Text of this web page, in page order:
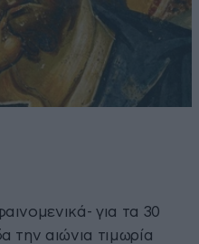
για τα 30
την αιώνια τιμωρία